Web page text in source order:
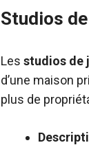
Studios
Les studios de
d’une maison
plus de